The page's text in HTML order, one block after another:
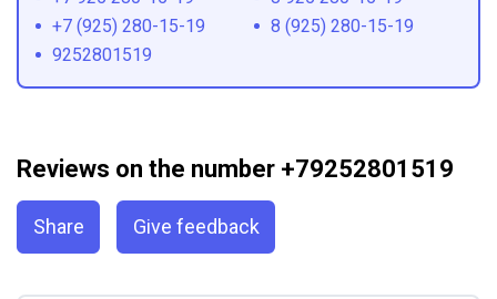
+7 (925) 280-15-19
8 (925) 280-15-19
9252801519
Reviews on the number +79252801519
Share Give feedback